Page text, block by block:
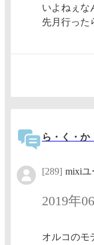
いよねぇな
先月行った
ら・く・か
[289] mixiユ
2019年
オルコのモ